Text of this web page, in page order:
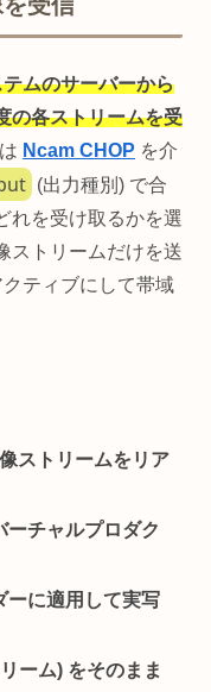
ムのサーバーから
の各ストリームを受
Ncam CHOP を介
(出力種別) で合
れを受け取るかを選
ストリームだけを送
ティブにして帯域
ストリームをリア
ーチャルプロダク
ーに適用して実写
ーム) をそのまま